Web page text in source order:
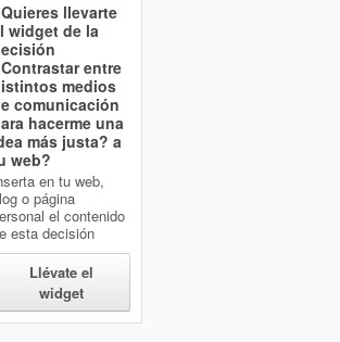
llevarte
widget de la
entre
medios
comunicación
hacerme una
más justa? a
web?
en tu web,
o página
el contenido
esta decisión
Llévate el
widget